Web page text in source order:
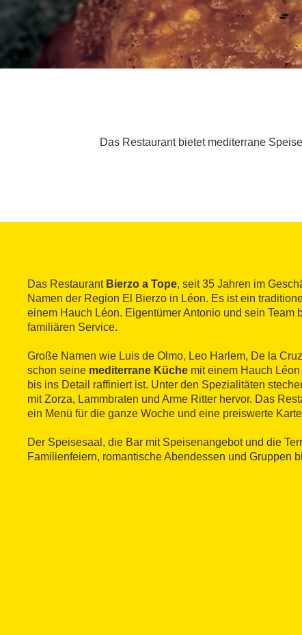
Das Restaurant bietet mediterrane
Das Restaurant Bierzo a Tope, seit 35 Jahren im
Namen der Region El Bierzo in Léon. Es ist ein
einem Hauch Léon. Eigentümer Antonio und sein Team
familiären Service.
Große Namen wie Luis de Olmo, Leo Harlem, De la
schon seine mediterrane Küche mit einem Hauch
bis ins Detail raffiniert ist. Unter den Spezialitäten
mit Zorza, Lammbraten und Arme Ritter hervor. Das
ein Menü für die ganze Woche und eine preiswerte
Der Speisesaal, die Bar mit Speisenangebot und die
Familienfeiern, romantische Abendessen und Gruppen